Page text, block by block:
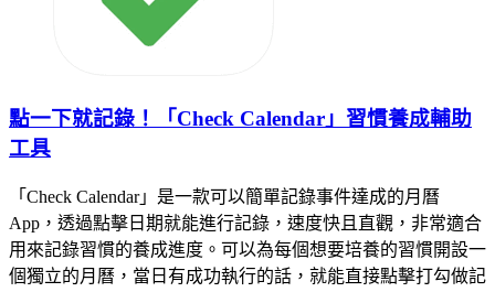
點一下就記錄！「Check Calendar」習慣養成輔助
工具
「Check Calendar」是一款可以簡單記錄事件達成的月曆
App，透過點擊日期就能進行記錄，速度快且直觀，非常適合
用來記錄習慣的養成進度。可以為每個想要培養的習慣開設一
個獨立的月曆，當日有成功執行的話，就能直接點擊打勾做記